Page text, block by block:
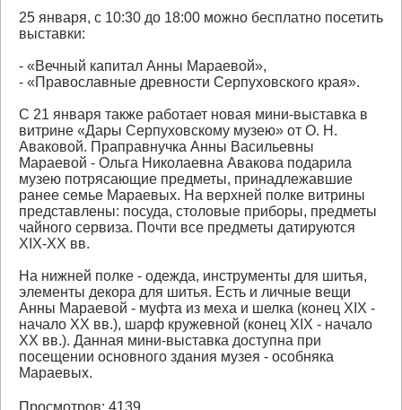
25 января, с 10:30 до 18:00 можно бесплатно посетить
выставки:
- «Вечный капитал Анны Мараевой»,
- «Православные древности Серпуховского края».
С 21 января также работает новая мини-выставка в
витрине «Дары Серпуховскому музею» от О. Н.
Аваковой. Праправнучка Анны Васильевны
Мараевой - Ольга Николаевна Авакова подарила
музею потрясающие предметы, принадлежавшие
ранее семье Мараевых. На верхней полке витрины
представлены: посуда, столовые приборы, предметы
чайного сервиза. Почти все предметы датируются
XIX-XX вв.
На нижней полке - одежда, инструменты для шитья,
элементы декора для шитья. Есть и личные вещи
Анны Мараевой - муфта из меха и шелка (конец XIX -
начало XX вв.), шарф кружевной (конец XIX - начало
XX вв.). Данная мини-выставка доступна при
посещении основного здания музея - особняка
Мараевых.